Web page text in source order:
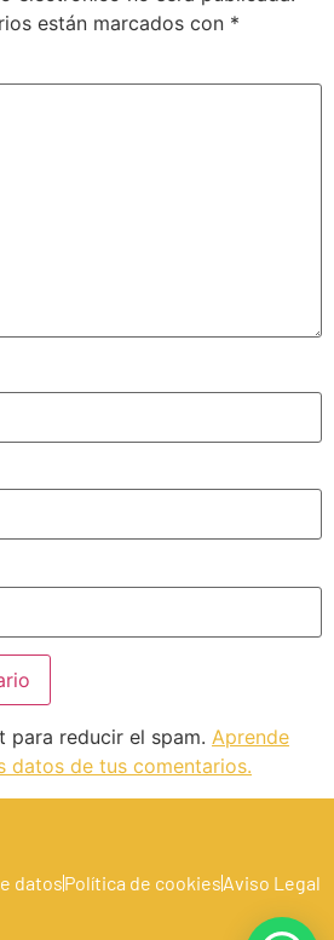
están marcados con *
para reducir el spam. Aprende
datos de tus comentarios.
datosPolítica de cookiesAviso Legal